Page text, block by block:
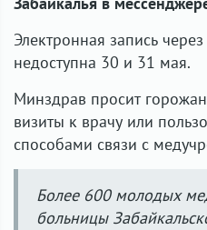
Электронная запись
недоступна 30 и 31 мая.
Минздрав просит
визиты к врачу или
способами связи с
Более 600 молодых
больницы